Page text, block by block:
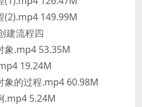
149.99M
建流程四
.mp4 53.35M
19.24M
的过程.mp4 60.98M
5.24M